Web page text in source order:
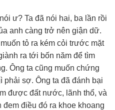
ư? Ta đã nói hai, ba lần rồi
anh càng trở nên giận dữ.
tỏ ra kém cỏi trước mặt
ra tới bốn năm để tìm
Ông ta cũng muốn chứng
phải sợ. Ông ta đã đánh bại
được đất nước, lãnh thổ, và
điều đó ra khoe khoang